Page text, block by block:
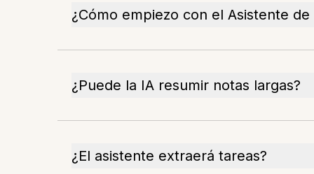
¿Cómo empiezo con el Asistente de
¿Puede la IA resumir notas largas?
¿El asistente extraerá tareas?